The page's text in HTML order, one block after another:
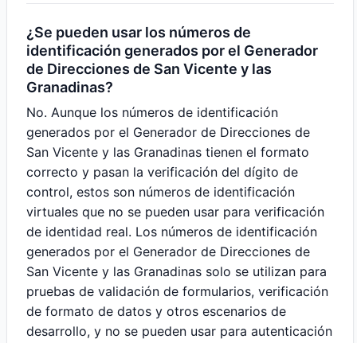
¿Se pueden usar los números de
identificación generados por el Generador
de Direcciones de San Vicente y las
Granadinas?
No. Aunque los números de identificación
generados por el Generador de Direcciones de
San Vicente y las Granadinas tienen el formato
correcto y pasan la verificación del dígito de
control, estos son números de identificación
virtuales que no se pueden usar para verificación
de identidad real. Los números de identificación
generados por el Generador de Direcciones de
San Vicente y las Granadinas solo se utilizan para
pruebas de validación de formularios, verificación
de formato de datos y otros escenarios de
desarrollo, y no se pueden usar para autenticación